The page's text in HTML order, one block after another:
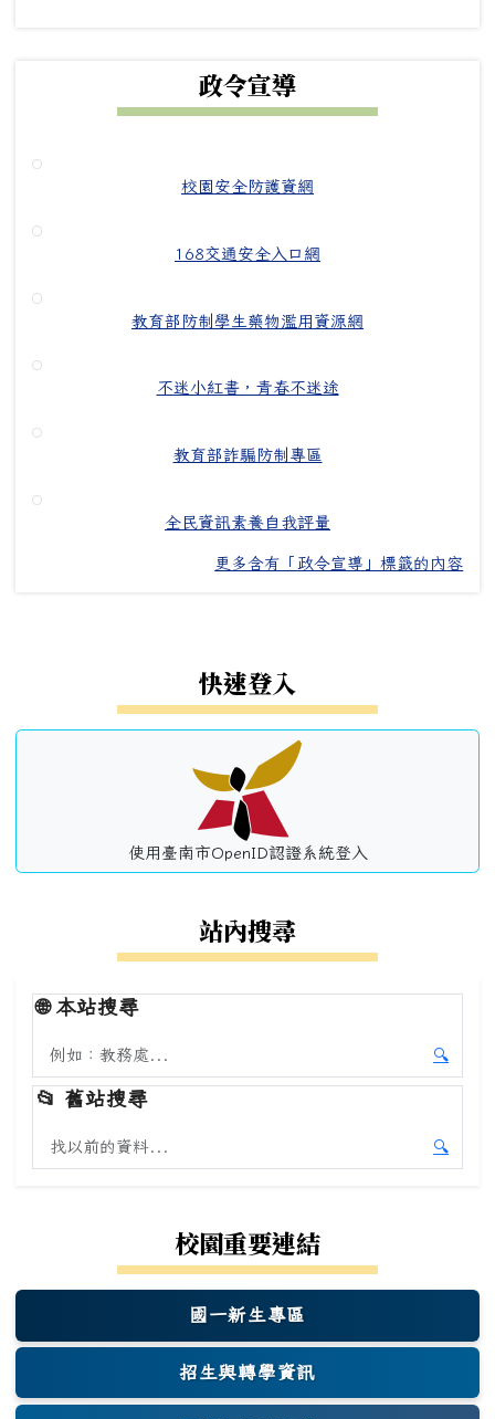
政令宣導
校園安全防護資網
168交通安全入口網
教育部防制學生藥物濫用資源網
不迷小紅書，青春不迷途
教育部詐騙防制專區
全民資訊素養自我評量
更多含有「政令宣導」標籤的內容
快速登入
使用臺南市OpenID認證系統登入
站內搜尋
🌐本站搜尋
搜尋本站內容
🔍
開始本
📂 舊站搜尋
搜尋舊站內容
🔍
開始舊
校園重要連結
國一新生專區
(另開新視窗)
招生與轉學資訊